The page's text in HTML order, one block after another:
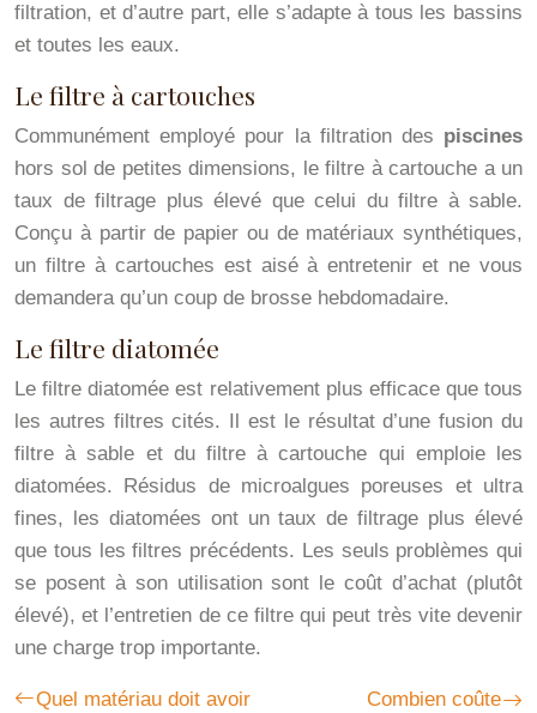
filtration, et d’autre part, elle s’adapte à tous les bassins
et toutes les eaux.
Le filtre à cartouches
Communément employé pour la filtration des piscines
hors sol de petites dimensions, le filtre à cartouche a un
taux de filtrage plus élevé que celui du filtre à sable.
Conçu à partir de papier ou de matériaux synthétiques,
un filtre à cartouches est aisé à entretenir et ne vous
demandera qu’un coup de brosse hebdomadaire.
Le filtre diatomée
Le filtre diatomée est relativement plus efficace que tous
les autres filtres cités. Il est le résultat d’une fusion du
filtre à sable et du filtre à cartouche qui emploie les
diatomées. Résidus de microalgues poreuses et ultra
fines, les diatomées ont un taux de filtrage plus élevé
que tous les filtres précédents. Les seuls problèmes qui
se posent à son utilisation sont le coût d’achat (plutôt
élevé), et l’entretien de ce filtre qui peut très vite devenir
une charge trop importante.
Quel matériau doit avoir
Combien coûte